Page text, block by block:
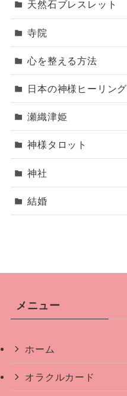
天然石ブレスレット
寺院
心を整える方法
日本の神様ヒーリング
瀬織津姫
神様タロット
神社
結婚
メニュー
ホーム
オラクルカード